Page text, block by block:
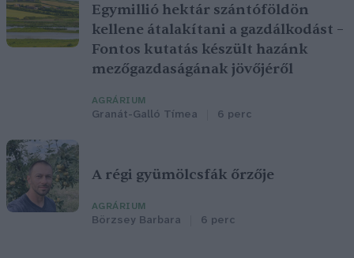
Egymillió hektár szántóföldön
kellene átalakítani a gazdálkodást –
Fontos kutatás készült hazánk
mezőgazdaságának jövőjéről
AGRÁRIUM
Granát-Galló Tímea 6 perc
A régi gyümölcsfák őrzője
AGRÁRIUM
Börzsey Barbara 6 perc